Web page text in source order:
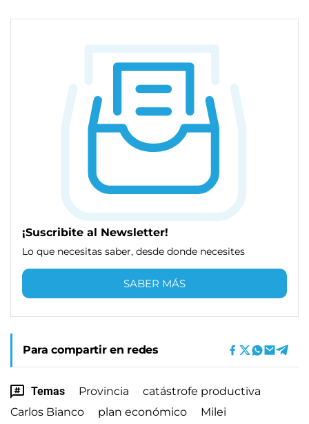
¡Suscribite al Newsletter!
Lo que necesitas saber, desde donde necesites
SABER MÁS
Para compartir en redes
Temas Provincia
catástrofe productiva
Carlos Bianco
plan económico Milei